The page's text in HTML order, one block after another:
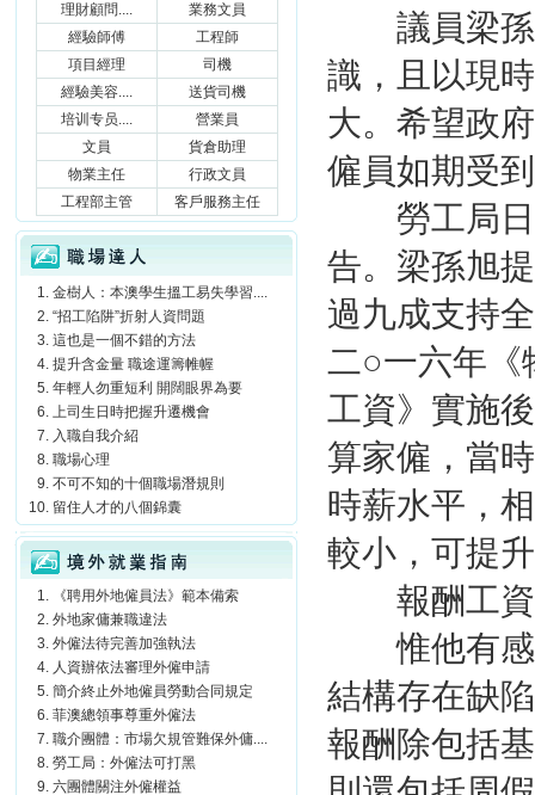
議員梁孫
識，且以現
大。希望政
僱員如期受
勞工局日
告。梁孫旭
過九成支持
二○一六年《
工資》實施
算家僱，當
時薪水平，
較小，可提
報酬工資
惟他有感
結構存在缺
報酬除包括
理財顧問....
業務文員
經驗師傅
工程師
項目經理
司機
經驗美容....
送貨司機
培训专员....
營業員
文員
貨倉助理
物業主任
行政文員
工程部主管
客戶服務主任
職場達人
金樹人：本澳學生搵工易失學習....
“招工陷阱”折射人資問題
這也是一個不錯的方法
提升含金量 職途運籌帷幄
年輕人勿重短利 開闊眼界為要
上司生日時把握升遷機會
入職自我介紹
職場心理
不可不知的十個職場潛規則
留住人才的八個錦囊
境外就業指南
《聘用外地僱員法》範本備索
外地家傭兼職違法
外僱法待完善加強執法
人資辦依法審理外僱申請
簡介終止外地僱員勞動合同規定
菲澳總領事尊重外僱法
職介團體：市場欠規管難保外傭....
勞工局：外僱法可打黑
六團體關注外僱權益